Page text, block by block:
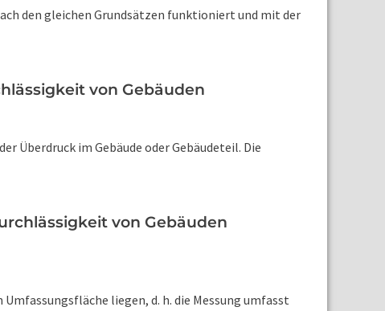
den gleichen Grundsätzen funktioniert und mit der
von Gebäuden
Überdruck im Gebäude oder Gebäudeteil. Die
von Gebäuden
liegen, d. h. die Messung umfasst